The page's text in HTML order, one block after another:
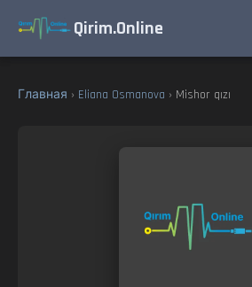
Qirim.Online
Главная › Eliana Osmanova › Mishor qızı